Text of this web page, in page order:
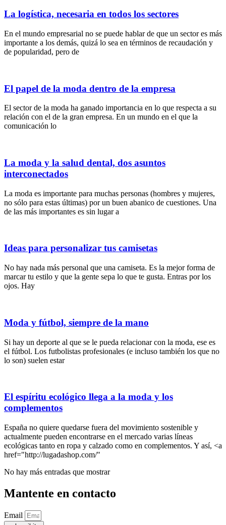
La logística, necesaria en todos los sectores
En el mundo empresarial no se puede hablar de que un sector es más
importante a los demás, quizá lo sea en términos de recaudación y
de popularidad, pero de
El papel de la moda dentro de la empresa
El sector de la moda ha ganado importancia en lo que respecta a su
relación con el de la gran empresa. En un mundo en el que la
comunicación lo
La moda y la salud dental, dos asuntos
interconectados
La moda es importante para muchas personas (hombres y mujeres,
no sólo para estas últimas) por un buen abanico de cuestiones. Una
de las más importantes es sin lugar a
Ideas para personalizar tus camisetas
No hay nada más personal que una camiseta. Es la mejor forma de
marcar tu estilo y que la gente sepa lo que te gusta. Entras por los
ojos. Hay
Moda y fútbol, siempre de la mano
Si hay un deporte al que se le pueda relacionar con la moda, ese es
el fútbol. Los futbolistas profesionales (e incluso también los que no
lo son) suelen estar
El espíritu ecológico llega a la moda y los
complementos
España no quiere quedarse fuera del movimiento sostenible y
actualmente pueden encontrarse en el mercado varias líneas
ecológicas tanto en ropa y calzado como en complementos. Y así, <a
href="http://lugadashop.com/"
No hay más entradas que mostrar
Mantente en contacto
Email